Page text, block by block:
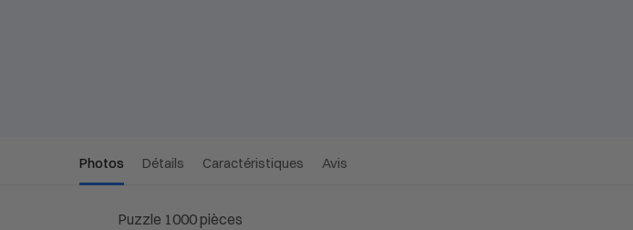
Photos Détails Caractéristiques Avis
Puzzle 1000 pièces